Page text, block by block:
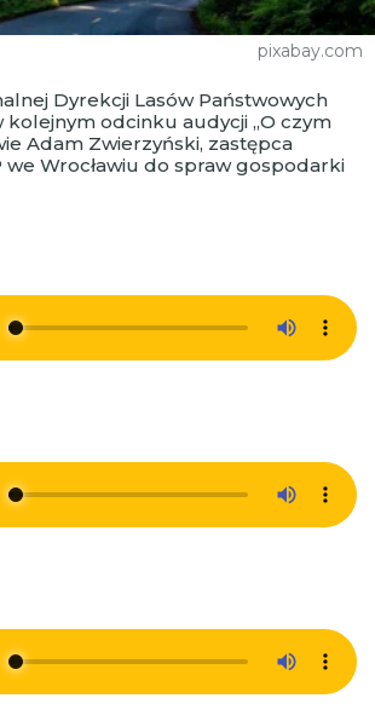
pixabay.com
Dyrekcji Lasów Państwowych
kolejnym odcinku audycji „O czym
Adam Zwierzyński, zastępca
Wrocławiu do spraw gospodarki